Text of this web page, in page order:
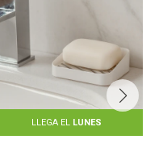
LLEGA EL LUNES